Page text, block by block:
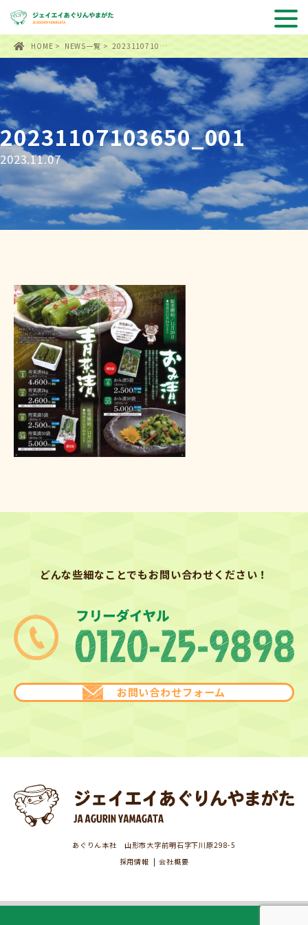
HOME > NEWS一覧 > 2023110710…
20231107103650_001
2023.11.07
どんな些細なことでもお問い合わせください！
お問い合わせフォーム
あぐりん本社 山形市大字前明石字下川原298-5
採用情報
会社概要